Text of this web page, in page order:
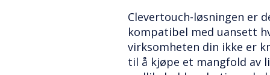
Clevertouch-løsningen er
kompatibel med uansett
virksomheten din ikke er
til å kjøpe et mangfold av